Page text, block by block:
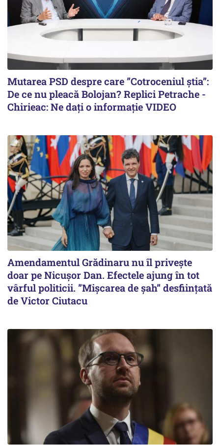
Mutarea PSD despre care ”Cotroceniul știa”:
De ce nu pleacă Bolojan? Replici Petrache -
Chirieac: Ne dați o informație VIDEO
Amendamentul Grădinaru nu îl privește
doar pe Nicușor Dan. Efectele ajung în tot
vârful politicii. ”Mișcarea de șah” desființată
de Victor Ciutacu